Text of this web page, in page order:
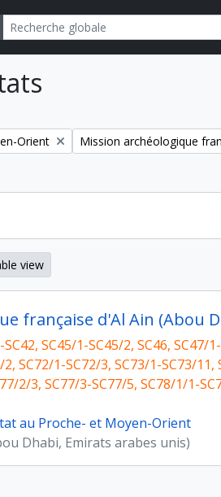
options
Orient Remove filter:
Mission archéologique
view
SC45/1-SC45/2, SC46, SC47/
SC72/1-SC72/3, SC73/1-SC73/
2/3, SC77/3-SC77/5, SC78/1/1-
au Proche- et Moyen-Orient
Dhabi, Emirats arabes unis)